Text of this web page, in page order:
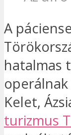
A
hatalmas
Kelet,
turizmus